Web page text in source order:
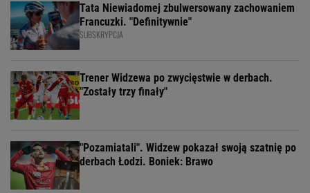
Tata Niewiadomej zbulwersowany zachowaniem
Francuzki. "Definitywnie"
SUBSKRYPCJA
Trener Widzewa po zwycięstwie w derbach.
"Zostały trzy finały"
"Pozamiatali". Widzew pokazał swoją szatnię po
derbach Łodzi. Boniek: Brawo